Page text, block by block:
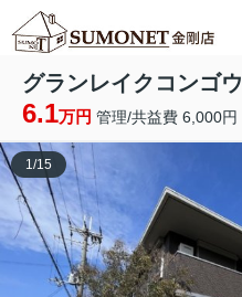
グランレイクコンゴウ
6.1万円 管理/共益費 6,000円
1/15